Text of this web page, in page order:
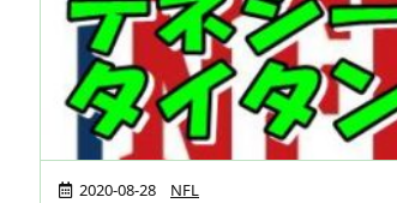
2020-08-28 NFL